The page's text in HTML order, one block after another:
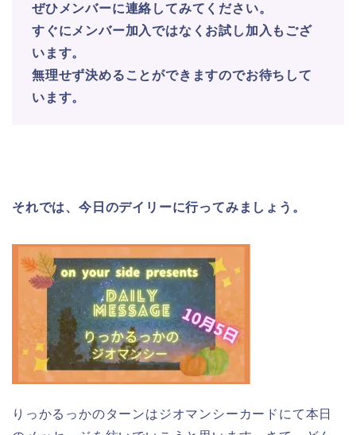
ぜひメンバーに連絡してみてください。
すぐにメンバー加入ではなく お試し加入もござ
います。
無理せず決めることができますのでお待ちして
います。
それでは、今日のデイリーに行ってみましょう。
りっかるっかのターンはジオマンシーカードにて本日